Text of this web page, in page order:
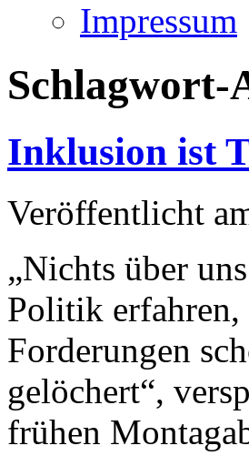
Impressum
Schlagwort-
Inklusion ist
Veröffentlicht
„Nichts über
Politik erfahren,
Forderungen
gelöchert“,
frühen